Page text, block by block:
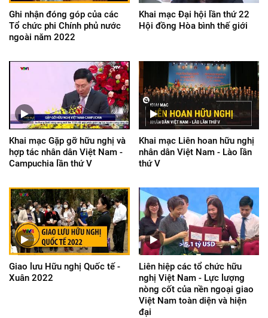
Ghi nhận đóng góp của các
Tổ chức phi Chính phủ nước
ngoài năm 2022
Khai mạc Đại hội lần thứ 22
Hội đồng Hòa bình thế giới
Khai mạc Gặp gỡ hữu nghị và
hợp tác nhân dân Việt Nam -
Campuchia lần thứ V
Khai mạc Liên hoan hữu nghị
nhân dân Việt Nam - Lào lần
thứ V
Giao lưu Hữu nghị Quốc tế -
Xuân 2022
Liên hiệp các tổ chức hữu
nghị Việt Nam - Lực lượng
nòng cốt của nền ngoại giao
Việt Nam toàn diện và hiện
đại